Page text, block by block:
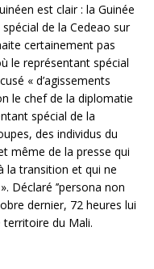
est clair : la Guinée
de la Cedeao sur
certainement pas
le représentant spécial
« d’agissements
le chef de la diplomatie
spécial de la
des individus du
même de la presse qui
la transition et qui ne
Déclaré ’’persona non
dernier, 72 heures lui
du Mali.